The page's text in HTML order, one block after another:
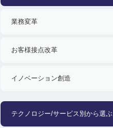
業務変革
お客様接点改革
イノベーション創造
テクノロジー/サービス別から選ぶ